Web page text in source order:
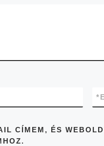
*
CÍMEM, ÉS